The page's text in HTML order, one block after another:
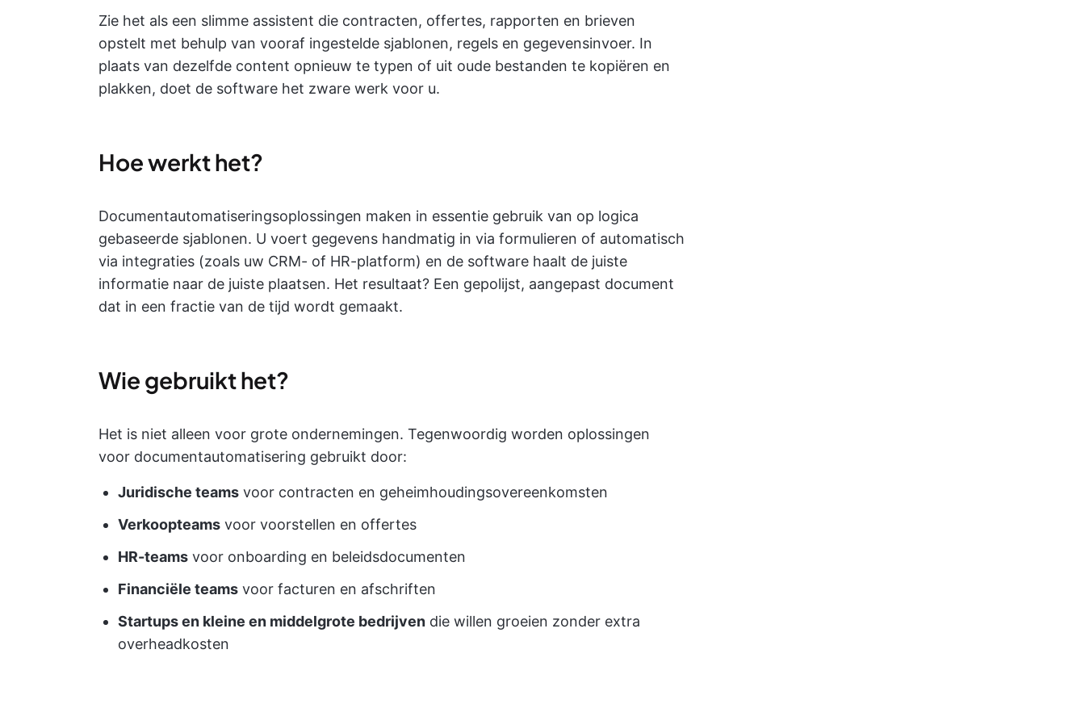
Zie het als een slimme assistent die contracten, offertes, rapporten en brieven
opstelt met behulp van vooraf ingestelde sjablonen, regels en gegevensinvoer. In
plaats van dezelfde content opnieuw te typen of uit oude bestanden te kopiëren en
plakken, doet de software het zware werk voor u.
Hoe werkt het?
Documentautomatiseringsoplossingen maken in essentie gebruik van op logica
gebaseerde sjablonen. U voert gegevens handmatig in via formulieren of automatisch
via integraties (zoals uw CRM- of HR-platform) en de software haalt de juiste
informatie naar de juiste plaatsen. Het resultaat? Een gepolijst, aangepast document
dat in een fractie van de tijd wordt gemaakt.
Wie gebruikt het?
Het is niet alleen voor grote ondernemingen. Tegenwoordig worden oplossingen
voor documentautomatisering gebruikt door:
Juridische teams voor contracten en geheimhoudingsovereenkomsten
Verkoopteams voor voorstellen en offertes
HR-teams voor onboarding en beleidsdocumenten
Financiële teams voor facturen en afschriften
Startups en kleine en middelgrote bedrijven die willen groeien zonder extra
overheadkosten